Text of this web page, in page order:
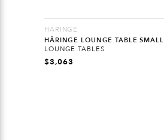
HÄRINGE
HÄRINGE LOUNGE TABLE SMALL
LOUNGE TABLES
$3,063